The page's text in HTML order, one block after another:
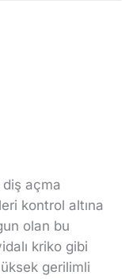
açma
kontrol altına
olan bu
kriko gibi
gerilimli